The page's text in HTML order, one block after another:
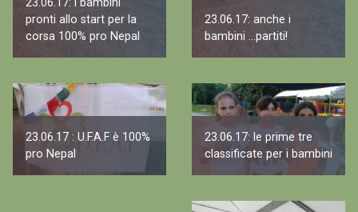
pronti allo start per la
corsa 100% pro Nepal
23.06.17: anche i
bambini ...partiti!
23.06.17 : U.F.A.F è 100%
pro Nepal
23.06.17: le prime tre
classificate per i bambini